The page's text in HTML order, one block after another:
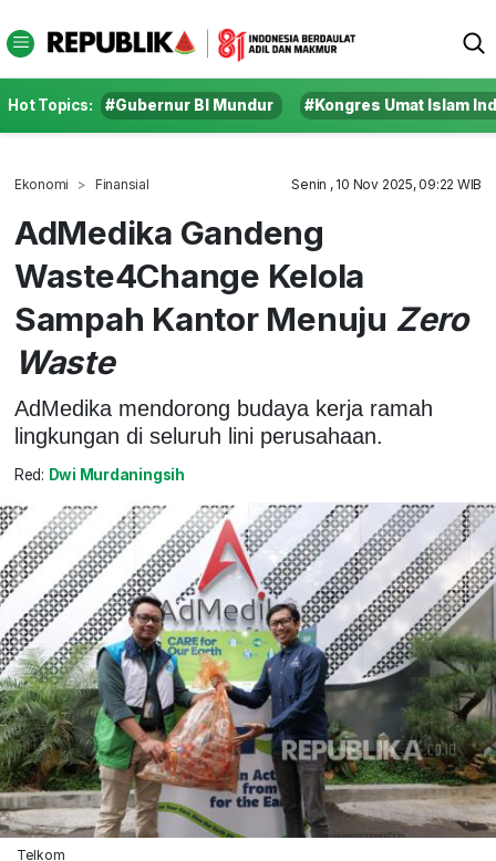
Hot Topics: #Gubernur BI Mundur #Kongres Umat Islam
Ekonomi Finansial Senin , 10 Nov 2025, 09:22 WIB
AdMedika Gandeng
Waste4Change Kelola
Sampah Kantor Menuju Zero
Waste
AdMedika mendorong budaya kerja ramah
lingkungan di seluruh lini perusahaan.
Red: Dwi Murdaningsih
Telkom